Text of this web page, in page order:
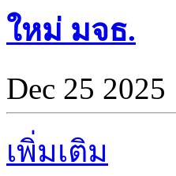
ใหม่ มจธ.
Dec 25 2025
เพิ่มเติม